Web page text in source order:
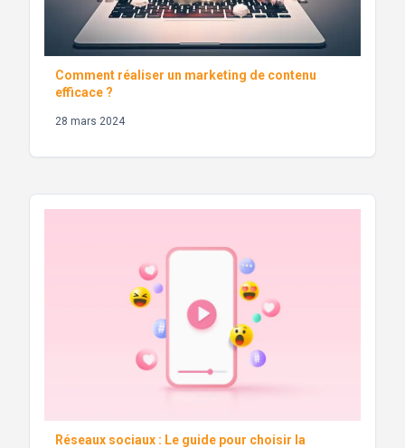
Comment réaliser un marketing de contenu
efficace ?
28 mars 2024
Réseaux sociaux : Le guide pour choisir la